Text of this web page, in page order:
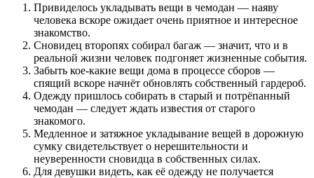
Привиделось укладывать вещи в чемодан — наяву
человека вскоре ожидает очень приятное и интересное
знакомство.
Сновидец второпях собирал багаж — значит, что и в
реальной жизни человек подгоняет жизненные события.
Забыть кое-какие вещи дома в процессе сборов —
спящий вскоре начнёт обновлять собственный гардероб.
Одежду пришлось собирать в старый и потрёпанный
чемодан — следует ждать известия от старого
знакомого.
Медленное и затяжное укладывание вещей в дорожную
сумку свидетельствует о нерешительности и
неуверенности сновидца в собственных силах.
Для девушки видеть, как её одежду не получается